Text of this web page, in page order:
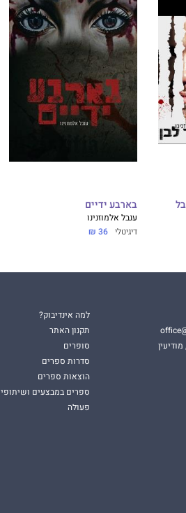
בארבע ידיים
ענבל אלמוזנינו
דיגיטלי 36 ₪
למה אינדיבוק?
תקנון האתר
סופרים
סדרות ספרים
הוצאות ספרים
ספרים במבצעים ושיתופי
פעולה